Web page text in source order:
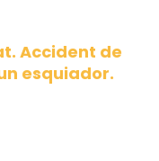
Accident de
esquiador.